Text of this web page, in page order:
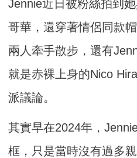
Jennie近日被粉絲拍到
哥華，還穿著情侶同款
兩人牽手散步，還有
就是赤裸上身的Nico
派議論。
其實早在2024年，
框，只是當時沒有過多